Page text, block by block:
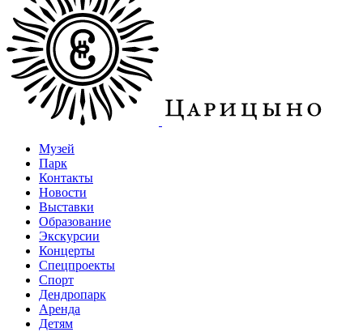
Музей
Парк
Контакты
Новости
Выставки
Образование
Экскурсии
Концерты
Спецпроекты
Спорт
Дендропарк
Аренда
Детям